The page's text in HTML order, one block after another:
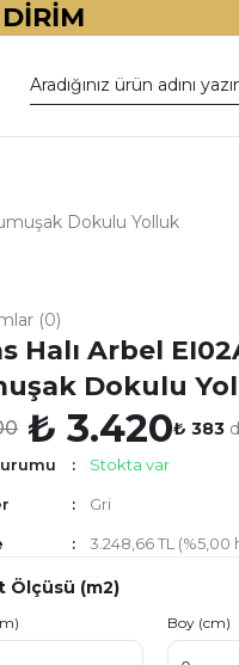
Dokulu Yolluk
(0)
Halı Arbel
Dokulu
₺ 3.420₺ 383
Stokta var
Gri
3.248,66 TL
Ölçüsü (m2)
Boy (cm)